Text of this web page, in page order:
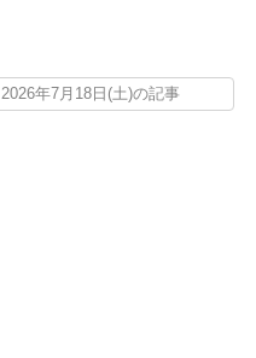
2026年7月18日(土)の記事